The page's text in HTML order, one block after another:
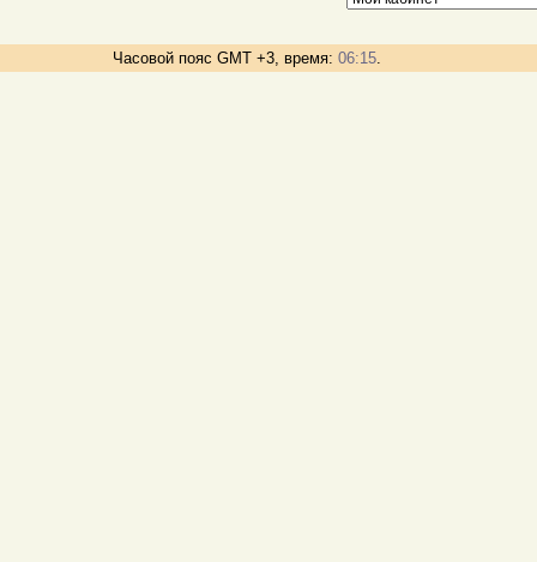
Часовой пояс GMT +3, время: 06:15.